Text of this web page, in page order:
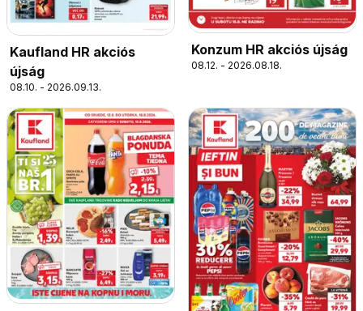
Kaufland HR akciós
újság
08.10. - 2026.09.13.
Konzum HR akciós újság
08.12. - 2026.08.18.